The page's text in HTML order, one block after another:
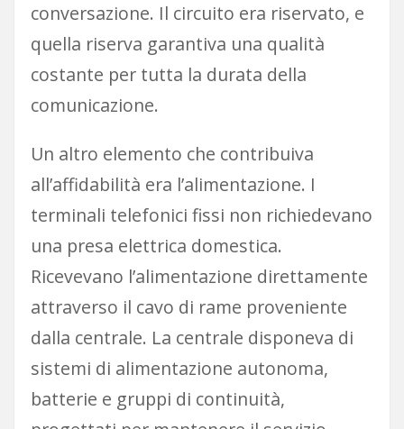
conversazione. Il circuito era riservato, e
quella riserva garantiva una qualità
costante per tutta la durata della
comunicazione.
Un altro elemento che contribuiva
all’affidabilità era l’alimentazione. I
terminali telefonici fissi non richiedevano
una presa elettrica domestica.
Ricevevano l’alimentazione direttamente
attraverso il cavo di rame proveniente
dalla centrale. La centrale disponeva di
sistemi di alimentazione autonoma,
batterie e gruppi di continuità,